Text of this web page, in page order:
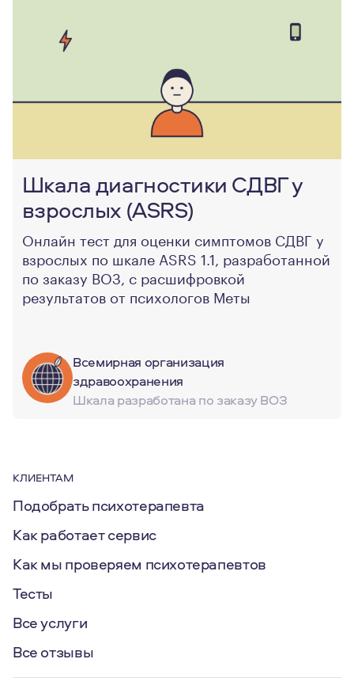
Шкала диагностики СДВГ у
взрослых (ASRS)
Онлайн тест для оценки симптомов СДВГ у
взрослых по шкале ASRS 1.1, разработанной
по заказу ВОЗ, с расшифровкой
результатов от психологов Меты
Всемирная организация
здравоохранения
Шкала разработана по заказу ВОЗ
КЛИЕНТАМ
Подобрать психотерапевта
Как работает сервис
Как мы проверяем психотерапевтов
Тесты
Все услуги
Все отзывы